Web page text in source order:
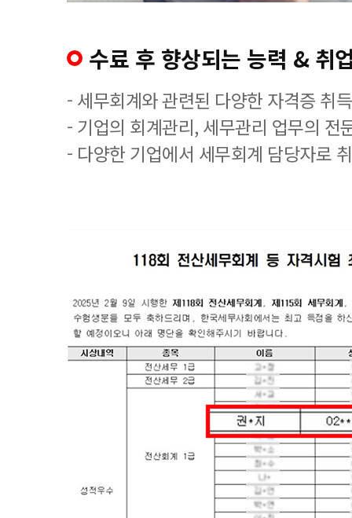
수료 후 향상되는 능력 & 취
- 세무회계와 관련된 다양한 자격증 취
- 기업의 회계관리, 세무관리 업무의 전
- 다양한 기업에서 세무회계 담당자로